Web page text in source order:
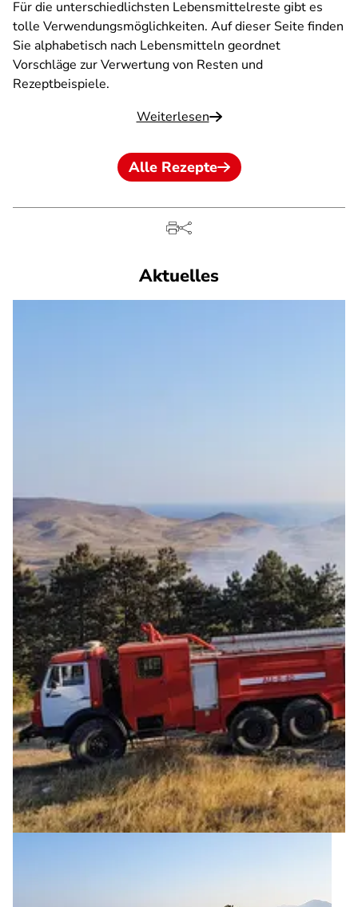
Für die unterschiedlichsten Lebensmittelreste gibt es
tolle Verwendungsmöglichkeiten. Auf dieser Seite finden
Sie alphabetisch nach Lebensmitteln geordnet
Vorschläge zur Verwertung von Resten und
Rezeptbeispiele.
Weiterlesen
Alle Rezepte
Aktuelles